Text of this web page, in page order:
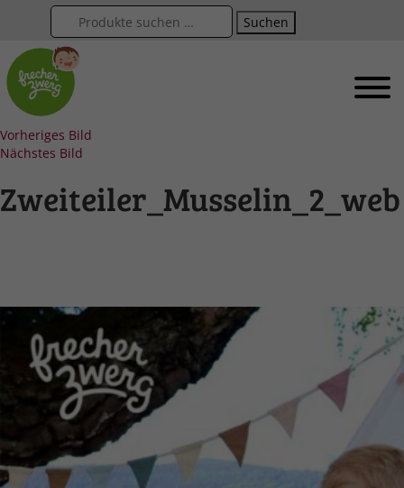
Suchen
Vorheriges Bild
Nächstes Bild
Zweiteiler_Musselin_2_web